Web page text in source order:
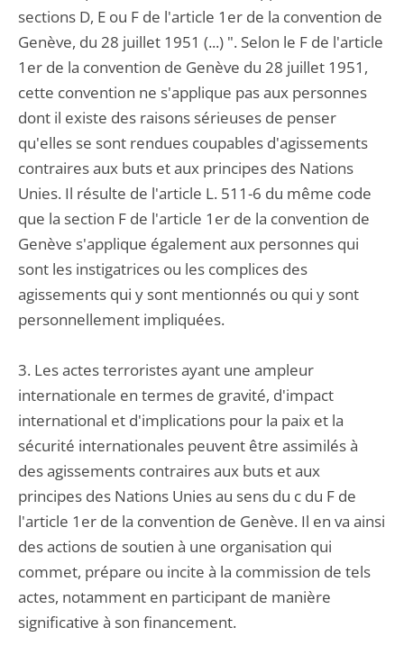
sections D, E ou F de l'article 1er de la convention de
Genève, du 28 juillet 1951 (...) ". Selon le F de l'article
1er de la convention de Genève du 28 juillet 1951,
cette convention ne s'applique pas aux personnes
dont il existe des raisons sérieuses de penser
qu'elles se sont rendues coupables d'agissements
contraires aux buts et aux principes des Nations
Unies. Il résulte de l'article L. 511-6 du même code
que la section F de l'article 1er de la convention de
Genève s'applique également aux personnes qui
sont les instigatrices ou les complices des
agissements qui y sont mentionnés ou qui y sont
personnellement impliquées.
3. Les actes terroristes ayant une ampleur
internationale en termes de gravité, d'impact
international et d'implications pour la paix et la
sécurité internationales peuvent être assimilés à
des agissements contraires aux buts et aux
principes des Nations Unies au sens du c du F de
l'article 1er de la convention de Genève. Il en va ainsi
des actions de soutien à une organisation qui
commet, prépare ou incite à la commission de tels
actes, notamment en participant de manière
significative à son financement.